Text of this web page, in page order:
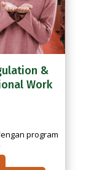
&
Work
program